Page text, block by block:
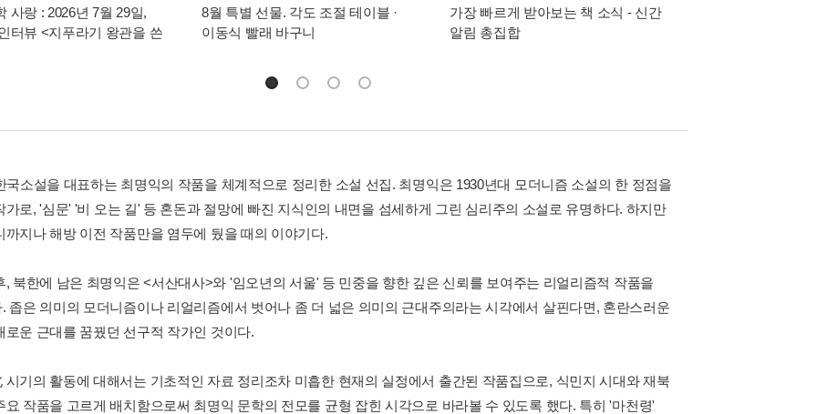
사랑 : 2026년 7월 29일,
터뷰 <지푸라기 왕관을 쓴
8월 특별 선물. 각도 조절 테이블 ·
이동식 빨래 바구니
가장 빠르게 받아보는 책 소식 - 신간
알림 총집합
국소설을 대표하는 최명익의 작품을 체계적으로 정리한 소설 선집. 최명익은 1930년대 모더니즘 소설의 한 정점을
가로, '심문' '비 오는 길' 등 혼돈과 절망에 빠진 지식인의 내면을 섬세하게 그린 심리주의 소설로 유명하다. 하지만
까지나 해방 이전 작품만을 염두에 뒀을 때의 이야기다.
, 북한에 남은 최명익은 <서산대사>와 '임오년의 서울' 등 민중을 향한 깊은 신뢰를 보여주는 리얼리즘적 작품을
좁은 의미의 모더니즘이나 리얼리즘에서 벗어나 좀 더 넓은 의미의 근대주의라는 시각에서 살핀다면, 혼란스러운
로운 근대를 꿈꿨던 선구적 작가인 것이다.
시기의 활동에 대해서는 기초적인 자료 정리조차 미흡한 현재의 실정에서 출간된 작품집으로, 식민지 시대와 재북
요 작품을 고르게 배치함으로써 최명익 문학의 전모를 균형 잡힌 시각으로 바라볼 수 있도록 했다. 특히 '마천령'